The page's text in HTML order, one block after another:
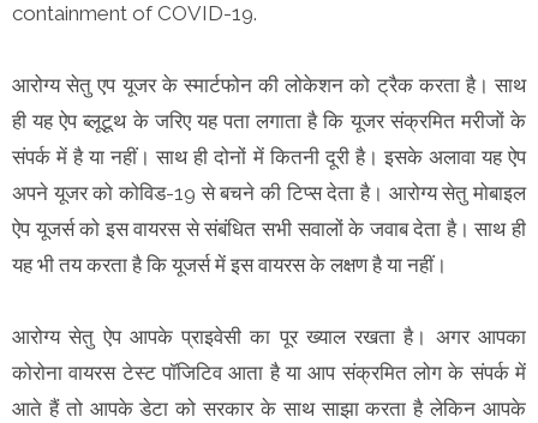
containment of COVID-19.
आरोग्य सेतु एप यूजर के स्मार्टफोन की लोकेशन को ट्रैक करता है। साथ
ही यह ऐप ब्लूटूथ के जरिए यह पता लगाता है कि यूजर संक्रमित मरीजों के
संपर्क में है या नहीं। साथ ही दोनों में कितनी दूरी है। इसके अलावा यह ऐप
अपने यूजर को कोविड-19 से बचने की टिप्स देता है। आरोग्य सेतु मोबाइल
ऐप यूजर्स को इस वायरस से संबंधित सभी सवालों के जवाब देता है। साथ ही
यह भी तय करता है कि यूजर्स में इस वायरस के लक्षण है या नहीं।
आरोग्‍य सेतु ऐप आपके प्राइवेसी का पूर ख्याल रखता है। अगर आपका
कोरोना वायरस टेस्‍ट पॉजिटिव आता है या आप संक्रमित लोग के संपर्क में
आते हैं तो आपके डेटा को सरकार के साथ साझा करता है लेकिन आपके